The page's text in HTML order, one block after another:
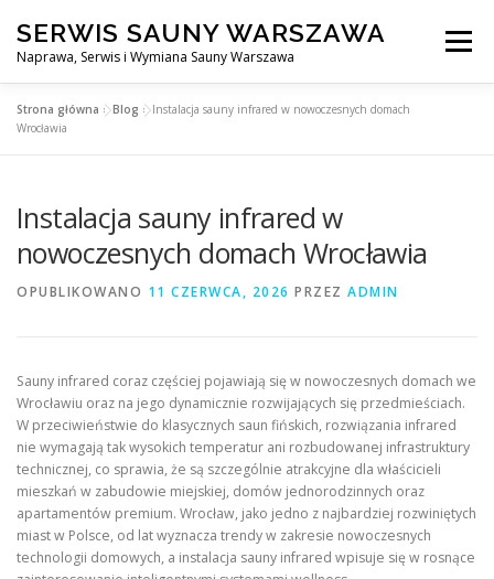
treści
SERWIS SAUNY WARSZAWA
Naprawa, Serwis i Wymiana Sauny Warszawa
Menu
SERWIS DO SAUNY WARSZAWA
Strona główna »Blog »Instalacja sauny infrared w nowoczesnych domach
Wrocławia
Instalacja sauny infrared w
nowoczesnych domach Wrocławia
OPUBLIKOWANO 11 CZERWCA, 2026 PRZEZ ADMIN
Sauny infrared coraz częściej pojawiają się w nowoczesnych domach we
Wrocławiu oraz na jego dynamicznie rozwijających się przedmieściach.
W przeciwieństwie do klasycznych saun fińskich, rozwiązania infrared
nie wymagają tak wysokich temperatur ani rozbudowanej infrastruktury
technicznej, co sprawia, że są szczególnie atrakcyjne dla właścicieli
mieszkań w zabudowie miejskiej, domów jednorodzinnych oraz
apartamentów premium. Wrocław, jako jedno z najbardziej rozwiniętych
miast w Polsce, od lat wyznacza trendy w zakresie nowoczesnych
technologii domowych, a instalacja sauny infrared wpisuje się w rosnące